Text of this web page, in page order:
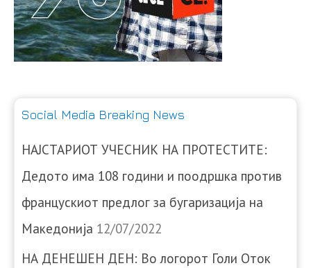
Social Media Breaking News
НАЈСТАРИОТ УЧЕСНИК НА ПРОТЕСТИТЕ:
Дедото има 108 години и поодршка против
францускиот предлог за бугаризација на
Македонија 12/07/2022
НА ДЕНЕШЕН ДЕН: Во логорот Голи Оток